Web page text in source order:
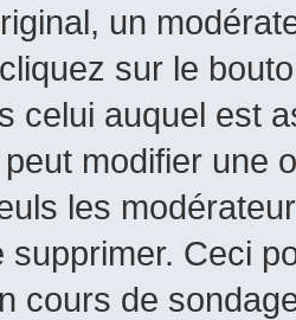
un
sur le
celui auquel est
peut modifier une
les
supprimer. Ceci
cours de